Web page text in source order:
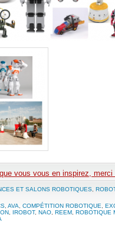
vous vous en inspirez,
ET SALONS ROBOTIQUES
AVA COMPÉTITION ROBOTIQUE
IROBOT, NAO REEM ROBOTIQUE